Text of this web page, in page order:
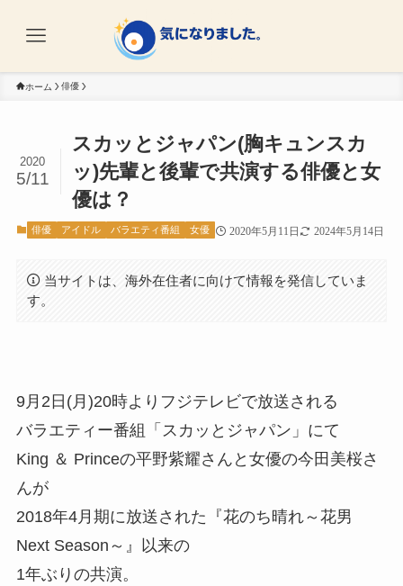
ホーム 俳優
スカッとジャパン(胸キュンスカ
ッ)先輩と後輩で共演する俳優と女
優は？
2020
5/11
俳優 アイドル バラエティ番組 女優 2020年5月11日 2024年5月14日
当サイトは、海外在住者に向けて情報を発信していま
す。
9月2日(月)20時よりフジテレビで放送される
バラエティー番組「スカッとジャパン」にて
King ＆ Princeの平野紫耀さんと女優の今田美桜さ
んが
2018年4月期に放送された『花のち晴れ～花男
Next Season～』以来の
1年ぶりの共演。